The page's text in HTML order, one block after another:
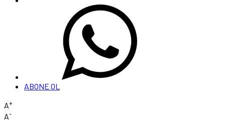
ABONE OL
A+
A-